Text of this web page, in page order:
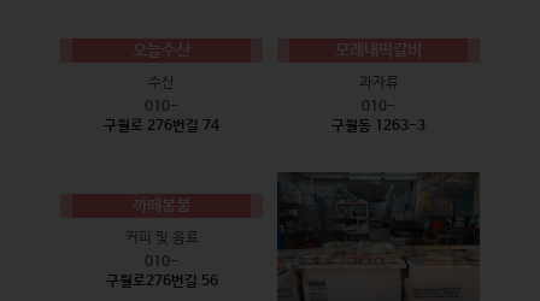
오늘수산
수산
010-
구월로 276번길 74
모래내떡갈비
과자류
010-
구월동 1263-3
까페봄봄
커피 및 음료
010-
구월로276번길 56